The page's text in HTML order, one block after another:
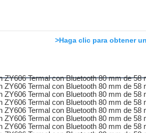
>Haga clic para obtener